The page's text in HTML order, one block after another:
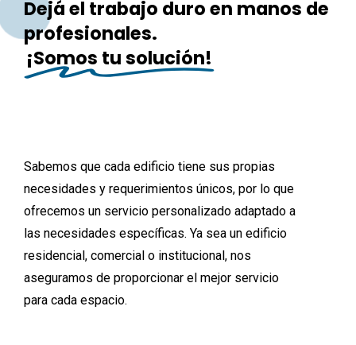
Dejá el trabajo duro en manos de
profesionales.
¡Somos tu solución!
Sabemos que cada edificio tiene sus propias
necesidades y requerimientos únicos, por lo que
ofrecemos un servicio personalizado adaptado a
las necesidades específicas. Ya sea un edificio
residencial, comercial o institucional, nos
aseguramos de proporcionar el mejor servicio
para cada espacio.